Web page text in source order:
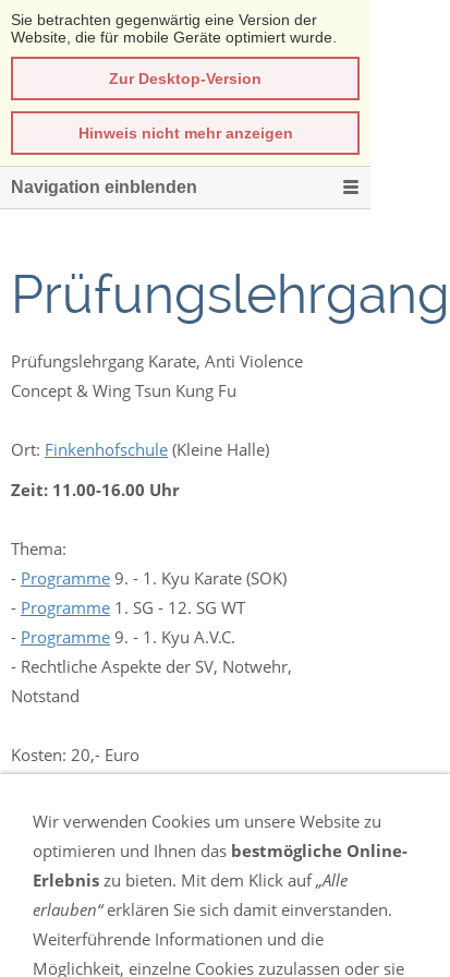
Sie betrachten gegenwärtig eine Version der
Website, die für mobile Geräte optimiert wurde.
Zur Desktop-Version
Hinweis nicht mehr anzeigen
Navigation einblenden
Prüfungslehrgang
Prüfungslehrgang Karate, Anti Violence
Concept & Wing Tsun Kung Fu
Ort: Finkenhofschule (Kleine Halle)
Zeit: 11.00-16.00 Uhr
Thema:
- Programme 9. - 1. Kyu Karate (SOK)
- Programme 1. SG - 12. SG WT
- Programme 9. - 1. Kyu A.V.C.
- Rechtliche Aspekte der SV, Notwehr,
Notstand
Kosten: 20,- Euro
Veranstalter: Kuroi Sasori Dojo Bonn e.V.
Mitzubringen sind: Schreibutensilien,
Kampfkunstkleidung nach Grad.
Wir verwenden Cookies um unsere Website zu
optimieren und Ihnen das bestmögliche Online-
Erlebnis zu bieten. Mit dem Klick auf„Alle
erlauben“erklären Sie sich damit einverstanden.
Weiterführende Informationen und die
Möglichkeit, einzelne Cookies zuzulassen oder sie